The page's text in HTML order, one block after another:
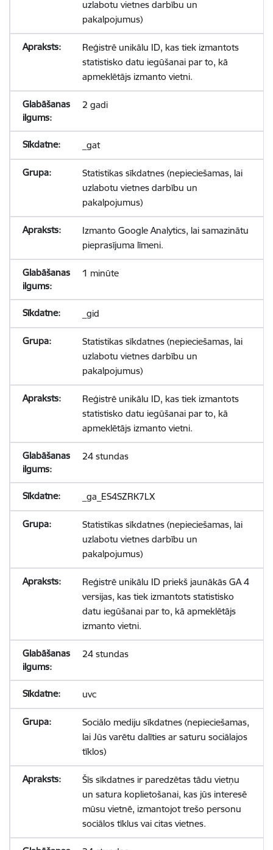
uzlabotu vietnes darbību un
pakalpojumus)
Reģistrē unikālu ID, kas tiek izmantots
statistisko datu iegūšanai par to, kā
apmeklētājs izmanto vietni.
2 gadi
_gat
Statistikas sīkdatnes (nepieciešamas, lai
uzlabotu vietnes darbību un
pakalpojumus)
Izmanto Google Analytics, lai samazinātu
pieprasījuma līmeni.
1 minūte
_gid
Statistikas sīkdatnes (nepieciešamas, lai
uzlabotu vietnes darbību un
pakalpojumus)
Reģistrē unikālu ID, kas tiek izmantots
statistisko datu iegūšanai par to, kā
apmeklētājs izmanto vietni.
24 stundas
_ga_ES4SZRK7LX
Statistikas sīkdatnes (nepieciešamas, lai
uzlabotu vietnes darbību un
pakalpojumus)
Reģistrē unikālu ID priekš jaunākās GA 4
versijas, kas tiek izmantots statistisko
datu iegūšanai par to, kā apmeklētājs
izmanto vietni.
24 stundas
uvc
Sociālo mediju sīkdatnes (nepieciešamas,
lai Jūs varētu dalīties ar saturu sociālajos
tīklos)
Šīs sīkdatnes ir paredzētas tādu vietņu
un satura koplietošanai, kas jūs interesē
mūsu vietnē, izmantojot trešo personu
sociālos tīklus vai citas vietnes.